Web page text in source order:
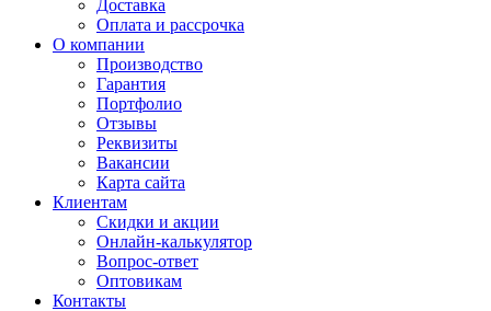
Доставка
Оплата и рассрочка
О компании
Производство
Гарантия
Портфолио
Отзывы
Реквизиты
Вакансии
Карта сайта
Клиентам
Скидки и акции
Онлайн-калькулятор
Вопрос-ответ
Оптовикам
Контакты